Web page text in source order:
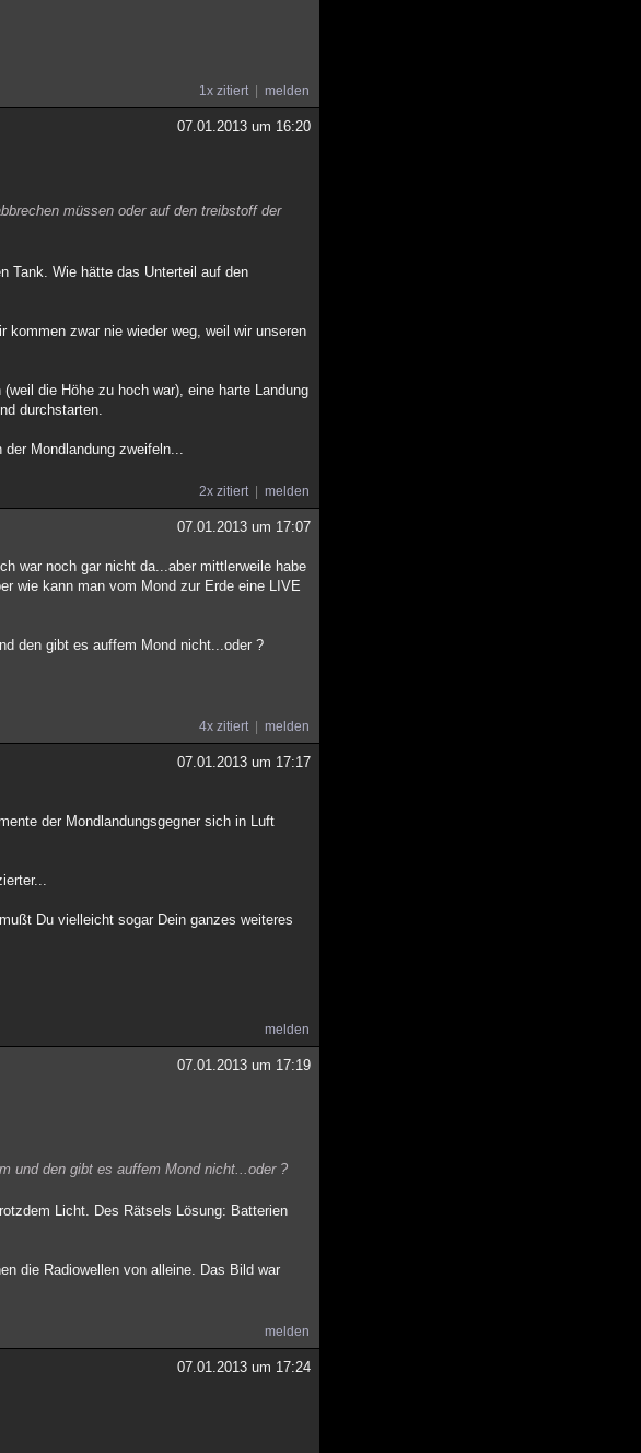
1x zitiert melden
07.01.2013 um 16:20
müssen oder auf den treibstoff der
Tank. Wie hätte das Unterteil auf den
zwar nie wieder weg, weil wir unseren
die Höhe zu hoch war), eine harte Landung
durchstarten.
Mondlandung zweifeln...
2x zitiert melden
07.01.2013 um 17:07
war noch gar nicht da...aber mittlerweile habe
wie kann man vom Mond zur Erde eine LIVE
den gibt es auffem Mond nicht...oder ?
4x zitiert melden
07.01.2013 um 17:17
der Mondlandungsgegner sich in Luft
Du vielleicht sogar Dein ganzes weiteres
melden
07.01.2013 um 17:19
und den gibt es auffem Mond nicht...oder ?
Licht. Des Rätsels Lösung: Batterien
die Radiowellen von alleine. Das Bild war
melden
07.01.2013 um 17:24